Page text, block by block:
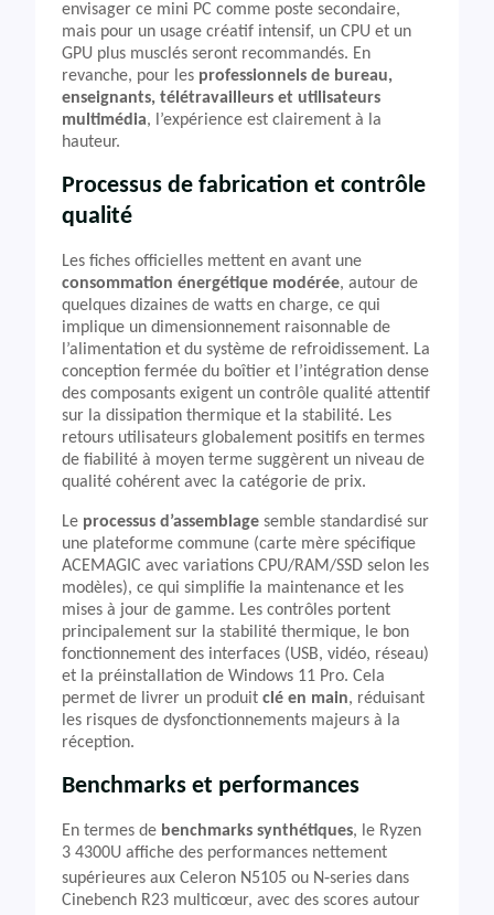
envisager ce mini PC comme poste secondaire,
mais pour un usage créatif intensif, un CPU et un
GPU plus musclés seront recommandés. En
revanche, pour les professionnels de bureau,
enseignants, télétravailleurs et utilisateurs
multimédia, l’expérience est clairement à la
hauteur.
Processus de fabrication et contrôle
qualité
Les fiches officielles mettent en avant une
consommation énergétique modérée, autour de
quelques dizaines de watts en charge, ce qui
implique un dimensionnement raisonnable de
l’alimentation et du système de refroidissement. La
conception fermée du boîtier et l’intégration dense
des composants exigent un contrôle qualité attentif
sur la dissipation thermique et la stabilité. Les
retours utilisateurs globalement positifs en termes
de fiabilité à moyen terme suggèrent un niveau de
qualité cohérent avec la catégorie de prix.
Le processus d’assemblage semble standardisé sur
une plateforme commune (carte mère spécifique
ACEMAGIC avec variations CPU/RAM/SSD selon les
modèles), ce qui simplifie la maintenance et les
mises à jour de gamme. Les contrôles portent
principalement sur la stabilité thermique, le bon
fonctionnement des interfaces (USB, vidéo, réseau)
et la préinstallation de Windows 11 Pro. Cela
permet de livrer un produit clé en main, réduisant
les risques de dysfonctionnements majeurs à la
réception.
Benchmarks et performances
En termes de benchmarks synthétiques, le Ryzen
3 4300U affiche des performances nettement
supérieures aux Celeron N5105 ou N‑series dans
Cinebench R23 multicœur, avec des scores autour